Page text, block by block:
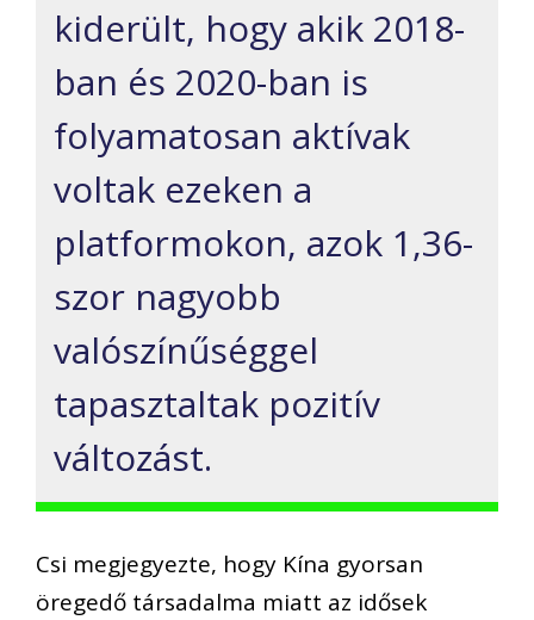
kiderült, hogy akik 2018-
ban és 2020-ban is
folyamatosan aktívak
voltak ezeken a
platformokon, azok 1,36-
szor nagyobb
valószínűséggel
tapasztaltak pozitív
változást.
Csi megjegyezte, hogy Kína gyorsan
öregedő társadalma miatt az idősek